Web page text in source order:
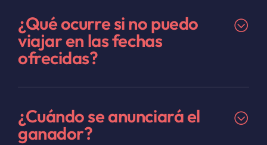
¿Qué ocurre si no puedo
viajar en las fechas
ofrecidas?
¿Cuándo se anunciará el
ganador?